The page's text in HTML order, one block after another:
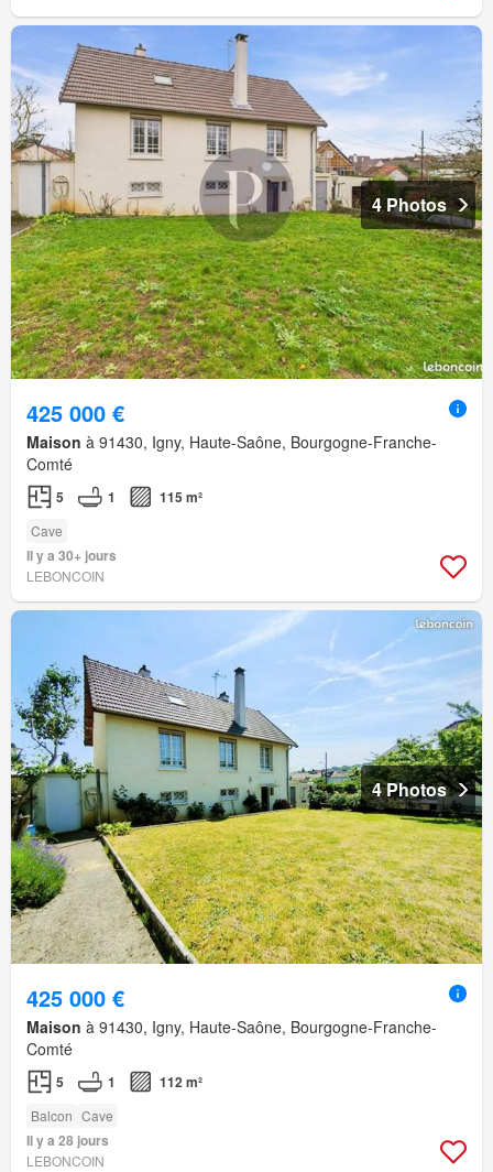
4 Photos
425 000 €
Maison à 91430, Igny, Haute-Saône, Bourgogne-Franche-
Comté
5 1 115 m²
Cave
Il y a 30+ jours
LEBONCOIN
4 Photos
425 000 €
Maison à 91430, Igny, Haute-Saône, Bourgogne-Franche-
Comté
5 1 112 m²
Balcon Cave
Il y a 28 jours
LEBONCOIN